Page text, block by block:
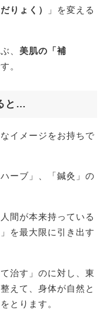
りょく）
」を変える
、美肌の「補
。
と…
イメージをお持ちで
ーブ」、「鍼灸」の
間が本来持っている
」を最大限に引き出す
治す」のに対し、東
えて、身体が自然と
とります。